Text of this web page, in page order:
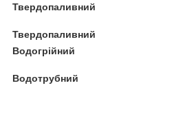
Твердопаливний
Твердопаливний
Водогрійний
Водотрубний